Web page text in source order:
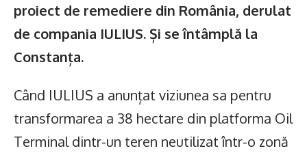
proiect de remediere din România, derulat
de compania IULIUS. Și se întâmplă la
Constanța.
Când IULIUS a anunțat viziunea sa pentru
transformarea a 38 hectare din platforma Oil
Terminal dintr-un teren neutilizat într-o zonă